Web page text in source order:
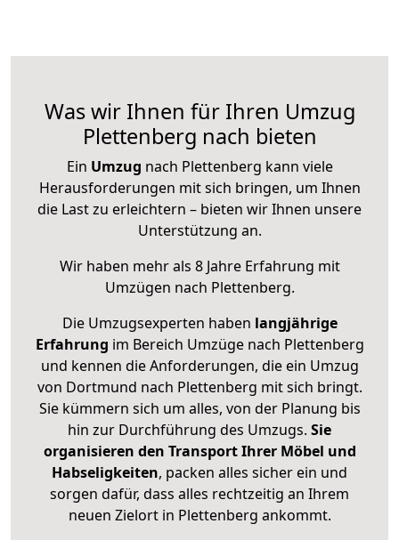
Was wir Ihnen für Ihren Umzug
Plettenberg nach bieten
Ein Umzug nach Plettenberg kann viele
Herausforderungen mit sich bringen, um Ihnen
die Last zu erleichtern – bieten wir Ihnen unsere
Unterstützung an.
Wir haben mehr als 8 Jahre Erfahrung mit
Umzügen nach Plettenberg.
Die Umzugsexperten haben langjährige
Erfahrung im Bereich Umzüge nach Plettenberg
und kennen die Anforderungen, die ein Umzug
von Dortmund nach Plettenberg mit sich bringt.
Sie kümmern sich um alles, von der Planung bis
hin zur Durchführung des Umzugs. Sie
organisieren den Transport Ihrer Möbel und
Habseligkeiten, packen alles sicher ein und
sorgen dafür, dass alles rechtzeitig an Ihrem
neuen Zielort in Plettenberg ankommt.